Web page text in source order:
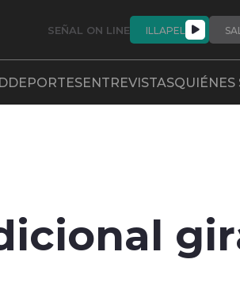
SEÑAL ON LINE ILLAPEL
DEPORTESENTREVISTASQUIÉNES